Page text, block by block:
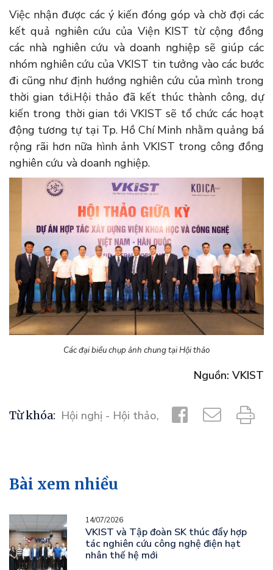
Việc nhận được các ý kiến đóng góp và chờ đợi các
kết quả nghiên cứu của Viện KIST từ cộng đồng
các nhà nghiên cứu và doanh nghiệp sẽ giúp các
nhóm nghiên cứu của VKIST tin tưởng vào các bước
đi cũng như định hướng nghiên cứu của mình trong
thời gian tới.Hội thảo đã kết thúc thành công, dự
kiến trong thời gian tới VKIST sẽ tổ chức các hoạt
động tương tự tại Tp. Hồ Chí Minh nhằm quảng bá
rộng rãi hơn nữa hình ảnh VKIST trong công đồng
nghiên cứu và doanh nghiệp.
Các đại biểu chụp ảnh chung tại Hội thảo
Nguồn: VKIST
Từ khóa: Hội nghị - Hội thảo,
Bài xem nhiều
14/07/2026
VKIST và Tập đoàn SK thúc đẩy hợp
tác nghiên cứu công nghệ điện hạt
nhân thế hệ mới